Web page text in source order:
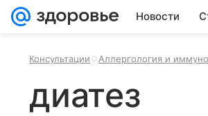
Новости
Консультации Аллергология и
диатез